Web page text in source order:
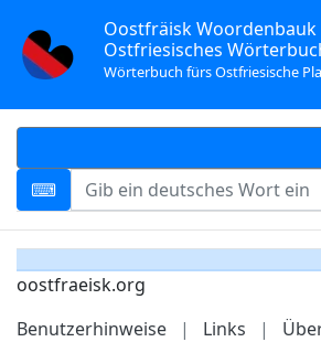
Oostfräisk Woordenbauk
Ostfriesisches
Wörterbuch fürs Ostfriesische
oostfraeisk.org
Benutzerhinweise
| Links |